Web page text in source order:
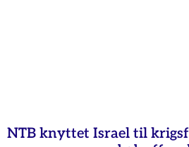
NTB knyttet Israel til